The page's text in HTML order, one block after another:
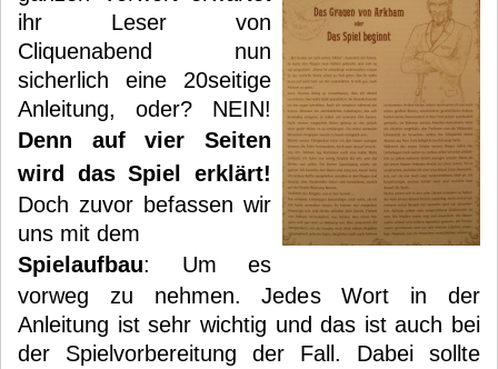
ihr Leser von
Cliquenabend nun
sicherlich eine 20seitige
Anleitung, oder? NEIN!
Denn auf vier Seiten
wird das Spiel erklärt!
Doch zuvor befassen wir
uns mit dem
Spielaufbau: Um es
vorweg zu nehmen. Jedes Wort in der
Anleitung ist sehr wichtig und das ist auch bei
der Spielvorbereitung der Fall. Dabei sollte